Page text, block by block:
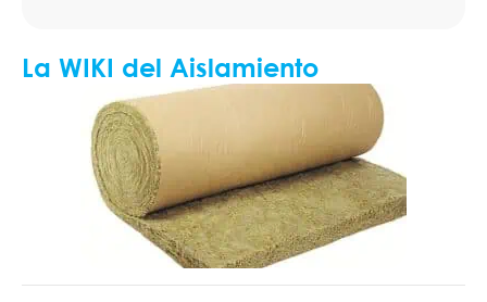
La WIKI del Aislamiento